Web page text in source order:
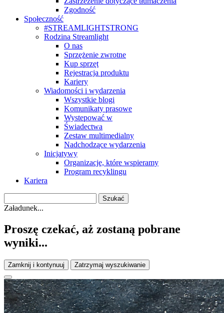
Zgodność
Społeczność
#STREAMLIGHTSTRONG
Rodzina Streamlight
O nas
Sprzężenie zwrotne
Kup sprzęt
Rejestracja produktu
Kariery
Wiadomości i wydarzenia
Wszystkie blogi
Komunikaty prasowe
Wystepować w
Świadectwa
Zestaw multimedialny
Nadchodzące wydarzenia
Inicjatywy
Organizacje, które wspieramy
Program recyklingu
Kariera
Załadunek...
Proszę czekać, aż zostaną pobrane
wyniki...
Zamknij i kontynuuj Zatrzymaj wyszukiwanie